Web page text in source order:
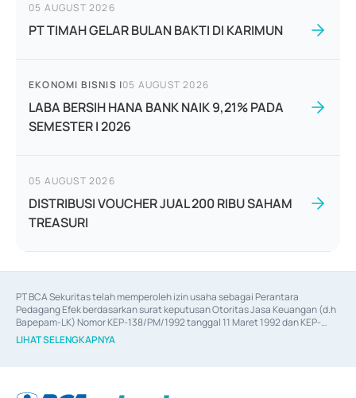
05 AUGUST 2026
PT TIMAH GELAR BULAN BAKTI DI KARIMUN
EKONOMI BISNIS |05 AUGUST 2026
LABA BERSIH HANA BANK NAIK 9,21% PADA
SEMESTER I 2026
05 AUGUST 2026
DISTRIBUSI VOUCHER JUAL 200 RIBU SAHAM
TREASURI
PT BCA Sekuritas telah memperoleh izin usaha sebagai Perantara
Pedagang Efek berdasarkan surat keputusan Otoritas Jasa Keuangan (d.h
Bapepam-LK) Nomor KEP-138/PM/1992 tanggal 11 Maret 1992 dan KEP-
06/D.04/2014 tanggal 28 Februari 2014, izin usaha sebagai Penjamin Emisi
Efek berdasarkan surat keputusan Otoritas Jasa Keuangan Nomor KEP-
LIHAT SELENGKAPNYA